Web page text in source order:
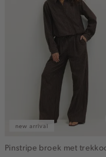
new arrival
Pinstripe broek met